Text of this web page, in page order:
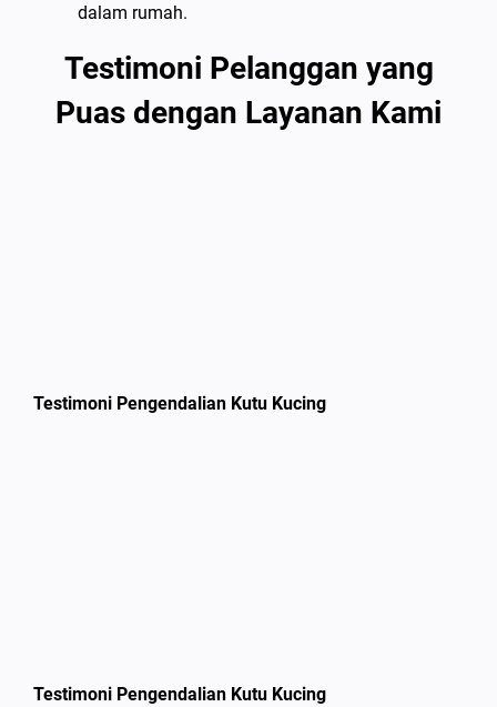
dalam rumah.
Testimoni Pelanggan yang
Puas dengan Layanan Kami
Testimoni Pengendalian Kutu Kucing
Testimoni Pengendalian Kutu Kucing